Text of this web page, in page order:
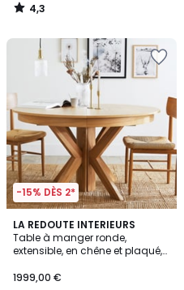
4,3
/
-15% DÈS 2*
LA REDOUTE INTERIEURS
Table à manger ronde,
extensible, en chêne et plaqué,
1999,00 €
4,6
/ 5